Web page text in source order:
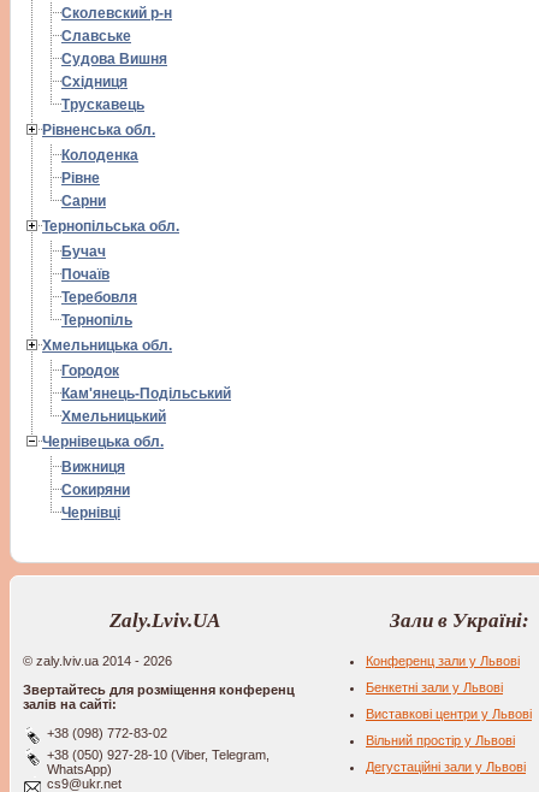
Сколевский р-н
Славське
Судова Вишня
Східниця
Трускавець
Рівненська обл.
Колоденка
Рівне
Сарни
Тернопільська обл.
Бучач
Почаїв
Теребовля
Тернопіль
Хмельницька обл.
Городок
Кам'янець-Подільський
Хмельницький
Чернівецька обл.
Вижниця
Сокиряни
Чернівці
Zaly.Lviv.UA
© zaly.lviv.ua 2014 - 2026
Звертайтесь для розміщення конференц
залів на сайті:
+38 (098) 772-83-02
+38 (050) 927-28-10 (Viber, Telegram,
WhatsApp)
cs9@ukr.net
Зали в Україні:
Конференц зали у Львові
Бенкетні зали у Львові
Виставкові центри у Львові
Вільний простір у Львові
Дегустаційні зали у Львові